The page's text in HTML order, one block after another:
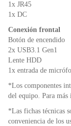
1x JR45
1x DC
Conexión frontal
Botón de encendido
2x USB3.1 Gen1
Lente HDD
1x entrada de
*Los componentes
del equipo. Para
*Las fichas técnicas
conveniencia de los